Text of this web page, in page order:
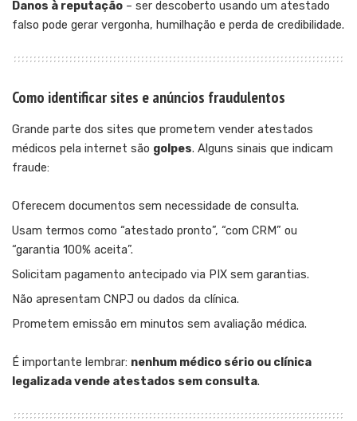
Danos à reputação – ser descoberto usando um atestado
falso pode gerar vergonha, humilhação e perda de credibilidade.
Como identificar sites e anúncios fraudulentos
Grande parte dos sites que prometem vender atestados
médicos pela internet são golpes. Alguns sinais que indicam
fraude:
Oferecem documentos sem necessidade de consulta.
Usam termos como “atestado pronto”, “com CRM” ou
“garantia 100% aceita”.
Solicitam pagamento antecipado via PIX sem garantias.
Não apresentam CNPJ ou dados da clínica.
Prometem emissão em minutos sem avaliação médica.
É importante lembrar: nenhum médico sério ou clínica
legalizada vende atestados sem consulta.